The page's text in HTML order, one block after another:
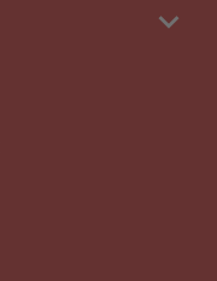
keyboard_arrow_down